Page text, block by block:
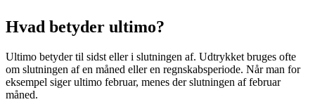
Hvad betyder ultimo?
Ultimo betyder til sidst eller i slutningen af. Udtrykket bruges ofte
om slutningen af en måned eller en regnskabsperiode. Når man for
eksempel siger ultimo februar, menes der slutningen af februar
måned.